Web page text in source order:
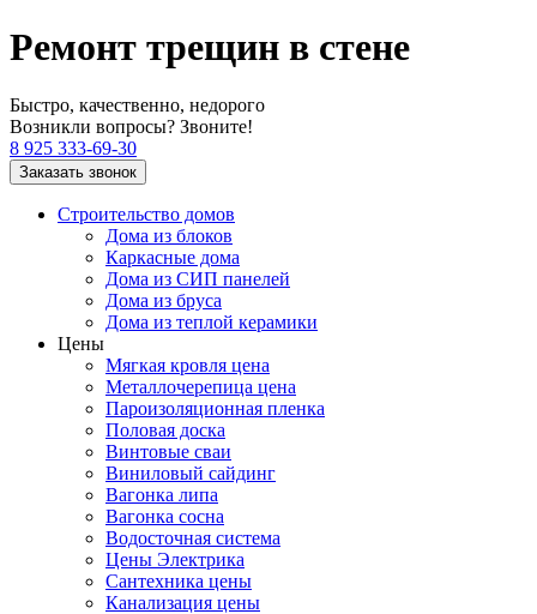
Ремонт трещин в стене
Быстро, качественно, недорого
Возникли вопросы? Звоните!
8 925 333-69-30
Заказать звонок
Строительство домов
Дома из блоков
Каркасные дома
Дома из СИП панелей
Дома из бруса
Дома из теплой керамики
Цены
Мягкая кровля цена
Металлочерепица цена
Пароизоляционная пленка
Половая доска
Винтовые сваи
Виниловый сайдинг
Вагонка липа
Вагонка сосна
Водосточная система
Цены Электрика
Сантехника цены
Канализация цены